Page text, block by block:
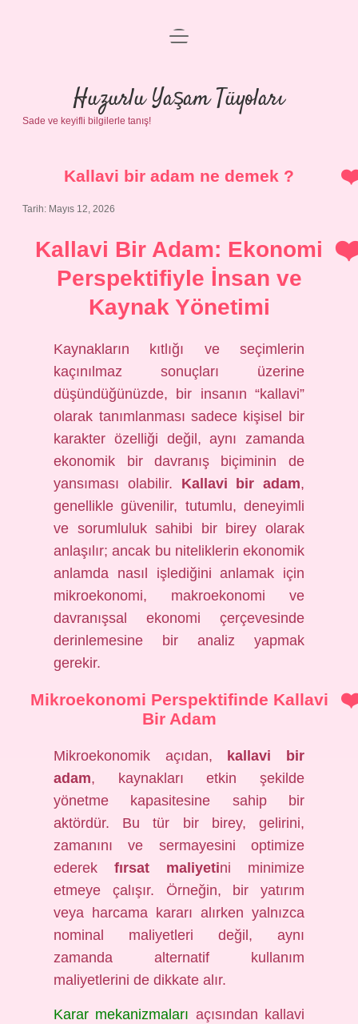
Anasayfa
Gizlilik Politikası
Yasal Uyarı
menüyü
Huzurlu Yaşam Tüyoları
Sade ve keyifli bilgilerle tanış!
Kallavi bir adam ne demek ?
Tarih: Mayıs 12, 2026
Kallavi Bir Adam: Ekonomi
Perspektifiyle İnsan ve
Kaynak Yönetimi
Kaynakların kıtlığı ve seçimlerin
kaçınılmaz sonuçları üzerine
düşündüğünüzde, bir insanın “kallavi”
olarak tanımlanması sadece kişisel bir
karakter özelliği değil, aynı zamanda
ekonomik bir davranış biçiminin de
yansıması olabilir. Kallavi bir adam,
genellikle güvenilir, tutumlu, deneyimli
ve sorumluluk sahibi bir birey olarak
anlaşılır; ancak bu niteliklerin ekonomik
anlamda nasıl işlediğini anlamak için
mikroekonomi, makroekonomi ve
davranışsal ekonomi çerçevesinde
derinlemesine bir analiz yapmak
gerekir.
Mikroekonomi Perspektifinde Kallavi
Bir Adam
Mikroekonomik açıdan,
kallavi bir
adam, kaynakları etkin şekilde
yönetme kapasitesine sahip bir
aktördür. Bu tür bir birey, gelirini,
zamanını ve sermayesini optimize
ederekfırsat maliyetini minimize
etmeye çalışır. Örneğin, bir yatırım
veya harcama kararı alırken yalnızca
nominal maliyetleri değil, aynı
zamanda alternatif kullanım
maliyetlerini de dikkate alır.
Karar mekanizmaları açısından kallavi